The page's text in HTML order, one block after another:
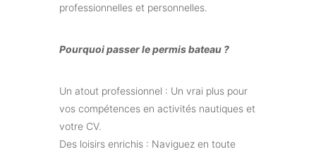
professionnelles et personnelles.
Pourquoi passer le permis bateau ?
Un atout professionnel : Un vrai plus pour
vos compétences en activités nautiques et
votre CV.
Des loisirs enrichis : Naviguez en toute